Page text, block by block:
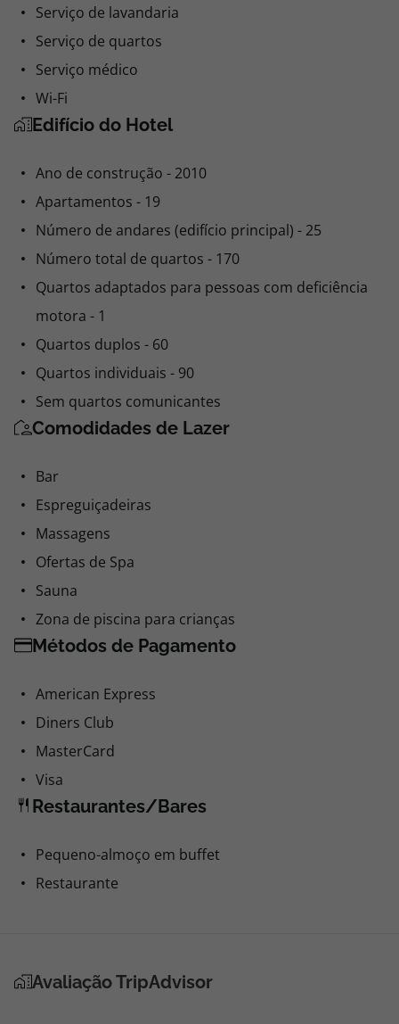
Serviço de lavandaria
Serviço de quartos
Serviço médico
Wi-Fi
Edifício do Hotel
Ano de construção - 2010
Apartamentos - 19
Número de andares (edifício principal) - 25
Número total de quartos - 170
Quartos adaptados para pessoas com deficiência
motora - 1
Quartos duplos - 60
Quartos individuais - 90
Sem quartos comunicantes
Comodidades de Lazer
Bar
Espreguiçadeiras
Massagens
Ofertas de Spa
Sauna
Zona de piscina para crianças
Métodos de Pagamento
American Express
Diners Club
MasterCard
Visa
Restaurantes/Bares
Pequeno-almoço em buffet
Restaurante
Avaliação TripAdvisor